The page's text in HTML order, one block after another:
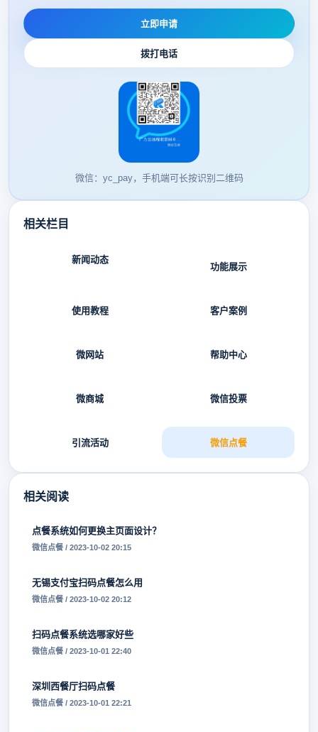
立即申请
拨打电话
微信：yc_pay，手机端可长按识别二维码
相关栏目
新闻动态
功能展示
使用教程 客户案例
微网站 帮助中心
微商城 微信投票
引流活动 微信点餐
相关阅读
点餐系统如何更换主页面设计？
微信点餐 / 2023-10-02 20:15
无锡支付宝扫码点餐怎么用
微信点餐 / 2023-10-02 20:12
扫码点餐系统选哪家好些
微信点餐 / 2023-10-01 22:40
深圳西餐厅扫码点餐
微信点餐 / 2023-10-01 22:21